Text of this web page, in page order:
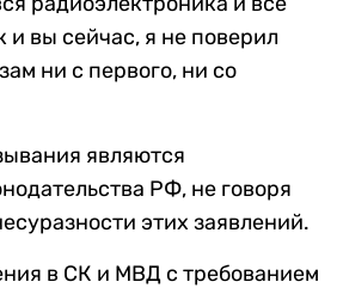
и вы сейчас, я не поверил
ни с первого, ни со
являются
РФ, не говоря
этих заявлений.
в СК и МВД с требованием